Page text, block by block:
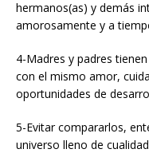
hermanos(as) y demás
amorosamente y a
4-Madres y padres
con el mismo amor,
oportunidades de
5-Evitar compararlos,
universo lleno de